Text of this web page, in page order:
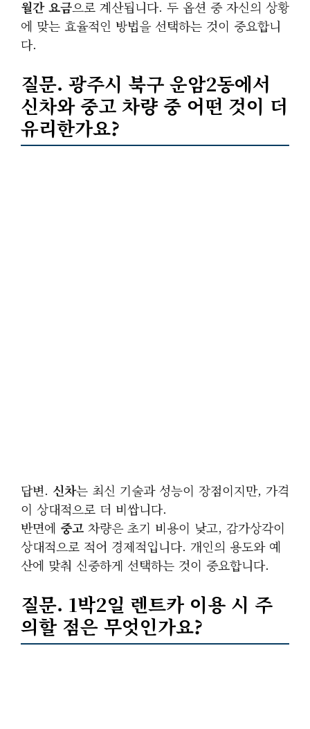
월간 요금으로 계산됩니다. 두 옵션 중 자신의 상황
에 맞는 효율적인 방법을 선택하는 것이 중요합니
다.
질문. 광주시 북구 운암2동에서
신차와중고 차량 중 어떤 것이 더
유리한가요?
답변. 신차는 최신 기술과 성능이 장점이지만, 가격
이 상대적으로 더 비쌉니다.
반면에 중고 차량은 초기 비용이 낮고, 감가상각이
상대적으로 적어 경제적입니다. 개인의 용도와 예
산에 맞춰 신중하게 선택하는 것이 중요합니다.
질문. 1박2일 렌트카 이용 시 주
의할 점은 무엇인가요?